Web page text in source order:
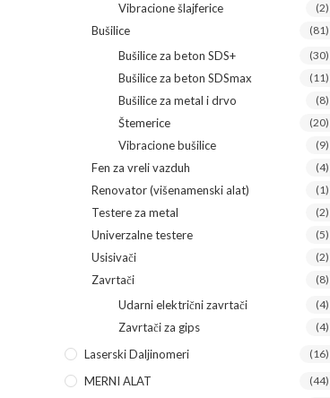
Vibracione šlajferice (2)
Bušilice (81)
Bušilice za beton SDS+ (30)
Bušilice za beton SDSmax (11)
Bušilice za metal i drvo (8)
Štemerice (20)
Vibracione bušilice (9)
Fen za vreli vazduh (4)
Renovator (višenamenski alat) (1)
Testere za metal (2)
Univerzalne testere (5)
Usisivači (2)
Zavrtači (8)
Udarni električni zavrtači (4)
Zavrtači za gips (4)
Laserski Daljinomeri (16)
MERNI ALAT (44)